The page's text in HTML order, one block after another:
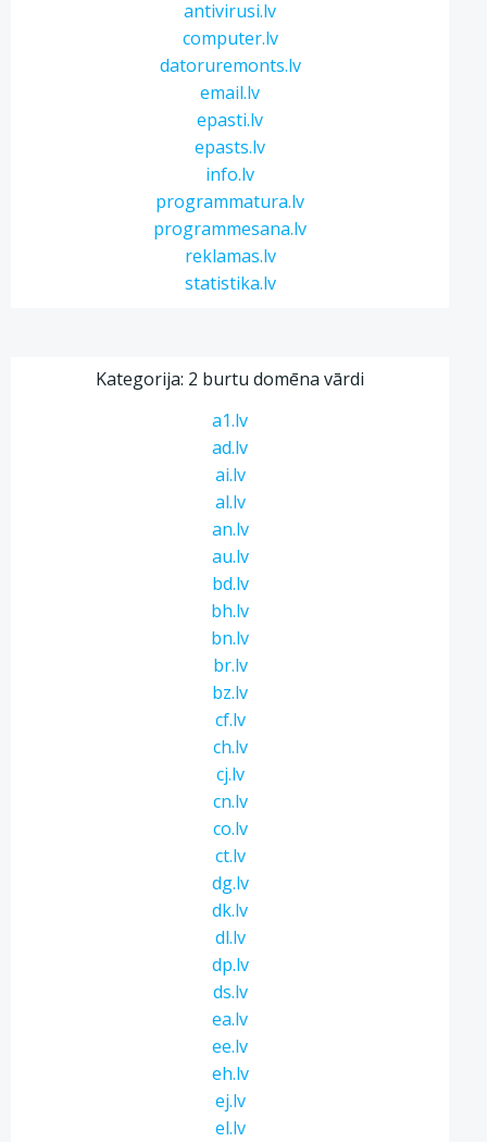
antivirusi.lv
computer.lv
datoruremonts.lv
email.lv
epasti.lv
epasts.lv
info.lv
programmatura.lv
programmesana.lv
reklamas.lv
statistika.lv
Kategorija: 2 burtu domēna vārdi
a1.lv
ad.lv
ai.lv
al.lv
an.lv
au.lv
bd.lv
bh.lv
bn.lv
br.lv
bz.lv
cf.lv
ch.lv
cj.lv
cn.lv
co.lv
ct.lv
dg.lv
dk.lv
dl.lv
dp.lv
ds.lv
ea.lv
ee.lv
eh.lv
ej.lv
el.lv